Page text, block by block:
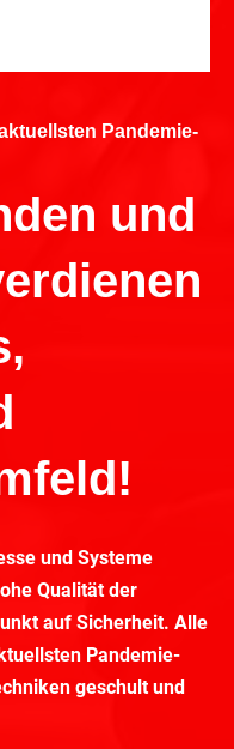
Pandemie-
und
und Systeme
Qualität der
auf Sicherheit. Alle
Pandemie-
geschult und